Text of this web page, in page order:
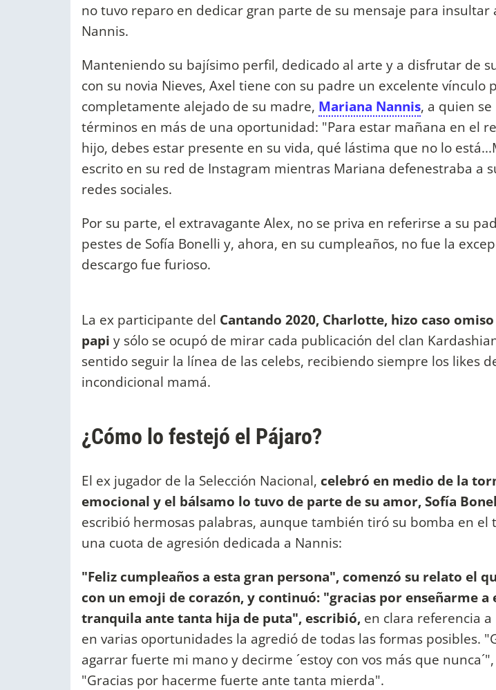
no tuvo reparo en dedicar gran parte de su mensaje para insultar
Nannis.
Manteniendo su bajísimo perfil, dedicado al arte y a disfrutar de
con su novia Nieves, Axel tiene con su padre un excelente vínculo
completamente alejado de su madre, Mariana Nannis, a quien
términos en más de una oportunidad: "Para estar mañana en el
hijo, debes estar presente en su vida, qué lástima que no lo
escrito en su red de Instagram mientras Mariana defenestraba a
redes sociales.
Por su parte, el extravagante Alex, no se priva en referirse a su
pestes de Sofía Bonelli y, ahora, en su cumpleaños, no fue la
descargo fue furioso.
La ex participante del Cantando 2020, Charlotte, hizo caso
papi y sólo se ocupó de mirar cada publicación del clan
sentido seguir la línea de las celebs, recibiendo siempre los likes
incondicional mamá.
¿Cómo lo festejó el Pájaro?
El ex jugador de la Selección Nacional, celebró en medio de la
emocional y el bálsamo lo tuvo de parte de su amor, Sofía
escribió hermosas palabras, aunque también tiró su bomba en el
una cuota de agresión dedicada a Nannis:
"Feliz cumpleaños a esta gran persona", comenzó su relato el
con un emoji de corazón, y continuó: "gracias por enseñarme a
tranquila ante tanta hija de puta", escribió, en clara referencia
en varias oportunidades la agredió de todas las formas posibles.
agarrar fuerte mi mano y decirme ´estoy con vos más que
"Gracias por hacerme fuerte ante tanta mierda".